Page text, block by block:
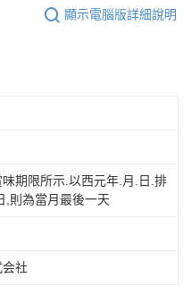
顯示電腦版詳細說明
期限所示.以西元年.月.日.排
,則為當月最後一天
会社